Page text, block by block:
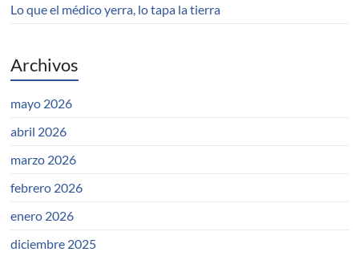
Lo que el médico yerra, lo tapa la tierra
Archivos
mayo 2026
abril 2026
marzo 2026
febrero 2026
enero 2026
diciembre 2025